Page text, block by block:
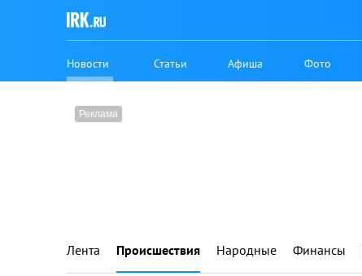
Новости Статьи Афиша Фото
Лента Происшествия Народные Финансы